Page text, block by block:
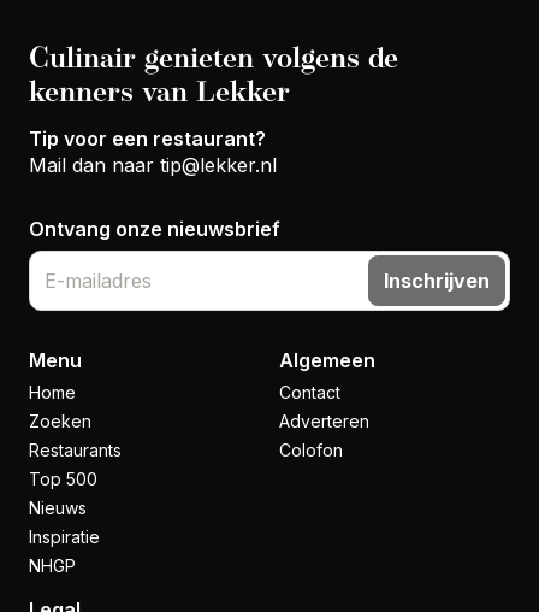
Culinair genieten volgens de
kenners van Lekker
Tip voor een restaurant?
Mail dan naar tip@lekker.nl
Ontvang onze nieuwsbrief
Inschrijven
Menu
Home
Zoeken
Restaurants
Top 500
Nieuws
Inspiratie
NHGP
Algemeen
Contact
Adverteren
Colofon